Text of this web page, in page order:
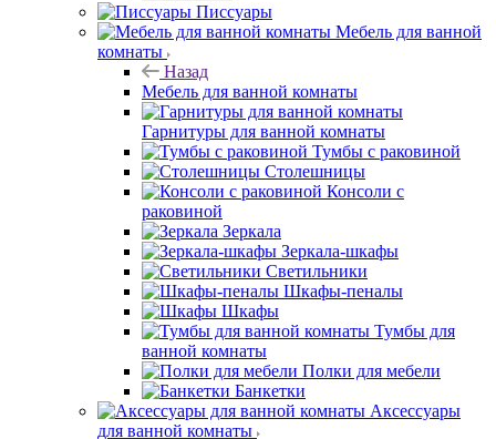
Писсуары
Мебель для ванной комнаты
Назад
Мебель для ванной комнаты
Гарнитуры для ванной комнаты
Тумбы с раковиной
Столешницы
Консоли с раковиной
Зеркала
Зеркала-шкафы
Светильники
Шкафы-пеналы
Шкафы
ванной комнаты
Банкетки
для ванной комнаты
Назад
Аксессуары для ванной комнаты